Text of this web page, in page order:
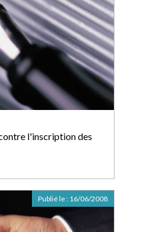
l'inscription des
Publié le : 16/06/2008